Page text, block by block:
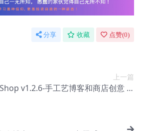
分享 收藏 点赞(0)
上一篇
v1.2.6-手工艺博客和商店创意 W